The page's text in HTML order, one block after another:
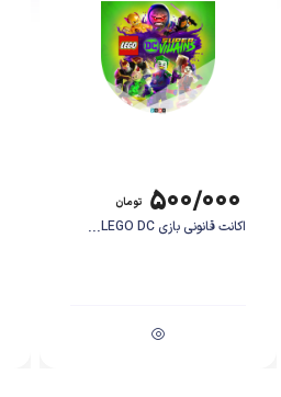
۵۰۰/۰۰۰ تومان
اکانت قانونی بازی LEGO DC...